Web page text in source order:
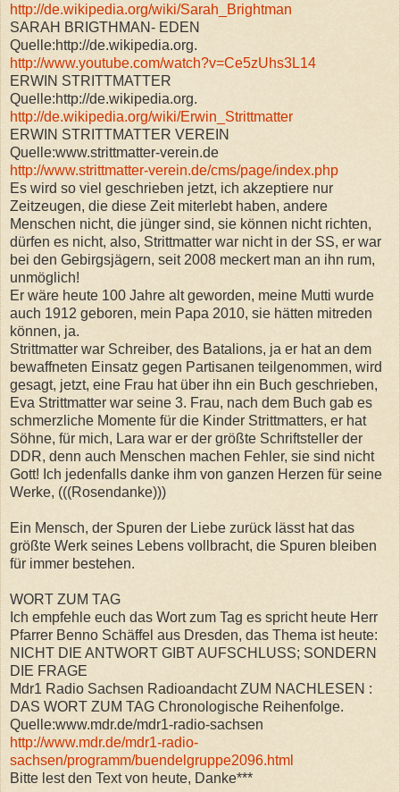
http://de.wikipedia.org/wiki/Sarah_Brightman
SARAH BRIGTHMAN- EDEN
Quelle:http://de.wikipedia.org.
http://www.youtube.com/watch?v=Ce5zUhs3L14
ERWIN STRITTMATTER
Quelle:http://de.wikipedia.org.
http://de.wikipedia.org/wiki/Erwin_Strittmatter
ERWIN STRITTMATTER VEREIN
Quelle:www.strittmatter-verein.de
http://www.strittmatter-verein.de/cms/page/index.php
Es wird so viel geschrieben jetzt, ich akzeptiere nur
Zeitzeugen, die diese Zeit miterlebt haben, andere
Menschen nicht, die jünger sind, sie können nicht richten,
dürfen es nicht, also, Strittmatter war nicht in der SS, er war
bei den Gebirgsjägern, seit 2008 meckert man an ihn rum,
unmöglich!
Er wäre heute 100 Jahre alt geworden, meine Mutti wurde
auch 1912 geboren, mein Papa 2010, sie hätten mitreden
können, ja.
Strittmatter war Schreiber, des Batalions, ja er hat an dem
bewaffneten Einsatz gegen Partisanen teilgenommen, wird
gesagt, jetzt, eine Frau hat über ihn ein Buch geschrieben,
Eva Strittmatter war seine 3. Frau, nach dem Buch gab es
schmerzliche Momente für die Kinder Strittmatters, er hat
Söhne, für mich, Lara war er der größte Schriftsteller der
DDR, denn auch Menschen machen Fehler, sie sind nicht
Gott! Ich jedenfalls danke ihm von ganzen Herzen für seine
Werke, (((Rosendanke)))
Ein Mensch, der Spuren der Liebe zurück lässt hat das
größte Werk seines Lebens vollbracht, die Spuren bleiben
für immer bestehen.
WORT ZUM TAG
Ich empfehle euch das Wort zum Tag es spricht heute Herr
Pfarrer Benno Schäffel aus Dresden, das Thema ist heute:
NICHT DIE ANTWORT GIBT AUFSCHLUSS; SONDERN
DIE FRAGE
Mdr1 Radio Sachsen Radioandacht ZUM NACHLESEN :
DAS WORT ZUM TAG Chronologische Reihenfolge.
Quelle:www.mdr.de/mdr1-radio-sachsen
http://www.mdr.de/mdr1-radio-
sachsen/programm/buendelgruppe2096.html
Bitte lest den Text von heute, Danke***